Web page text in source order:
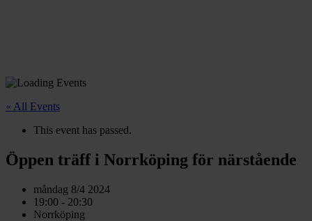
« All Events
This event has passed.
Öppen träff i Norrköping för närstående
måndag 8/4 2024
19:00 - 20:30
Norrköping